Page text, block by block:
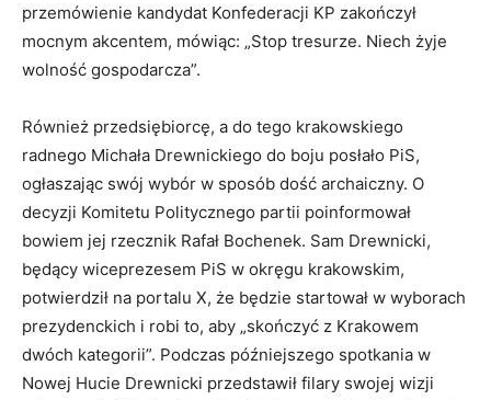
przemówienie kandydat Konfederacji KP zakończył
mocnym akcentem, mówiąc: „Stop tresurze. Niech żyje
wolność gospodarcza”.
Również przedsiębiorcę, a do tego krakowskiego
radnego Michała Drewnickiego do boju posłało PiS,
ogłaszając swój wybór w sposób dość archaiczny. O
decyzji Komitetu Politycznego partii poinformował
bowiem jej rzecznik Rafał Bochenek. Sam Drewnicki,
będący wiceprezesem PiS w okręgu krakowskim,
potwierdził na portalu X, że będzie startował w wyborach
prezydenckich i robi to, aby „skończyć z Krakowem
dwóch kategorii”. Podczas późniejszego spotkania w
Nowej Hucie Drewnicki przedstawił filary swojej wizji